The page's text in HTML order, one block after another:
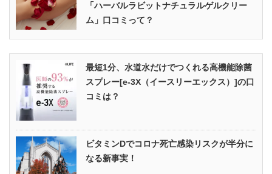
「ハーバルラビットナチュラルゲルクリー
ム」口コミって？
最短1分、水道水だけでつくれる高機能除菌
スプレー[e-3X（イースリーエックス）]の口
コミは？
ビタミンDでコロナ死亡感染リスクが半分に
なる新事実！